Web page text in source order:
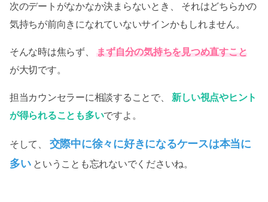
次のデートがなかなか決まらないとき、 それはどちらかの
気持ちが前向きになれていないサインかもしれません。
そんな時は焦らず、まず自分の気持ちを見つめ直すこと
が大切です。
担当カウンセラーに相談することで、 新しい視点やヒント
が得られることも多いですよ。
そして、 交際中に徐々に好きになるケースは本当に
多いということも忘れないでくださいね。